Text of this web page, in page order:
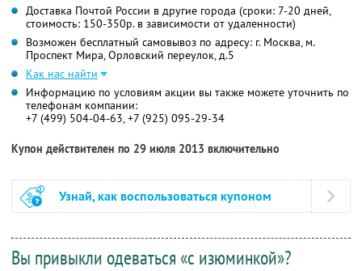
Доставка Почтой России в другие города (сроки: 7-20 дней,
стоимость: 150-350р. в зависимости от удаленности)
Возможен бесплатный самовывоз по адресу: г. Москва, м.
Проспект Мира, Орловский переулок, д.5
Как нас найти
Информацию по условиям акции вы также можете уточнить по
телефонам компании:
+7 (499) 504-04-63, +7 (925) 095-29-34
Купон действителен по 29 июля 2013 включительно
Узнай, как воспользоваться купоном
Вы привыкли одеваться «с изюминкой»?